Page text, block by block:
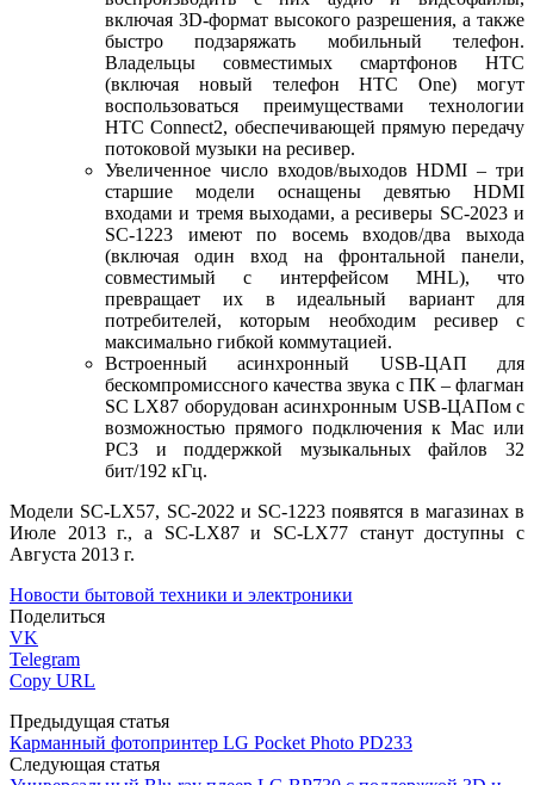
включая 3D-формат высокого разрешения, а также
быстро подзаряжать мобильный телефон.
Владельцы совместимых смартфонов HTC
(включая новый телефон HTC One) могут
воспользоваться преимуществами технологии
HTC Connect2, обеспечивающей прямую передачу
потоковой музыки на ресивер.
Увеличенное число входов/выходов HDMI – три
старшие модели оснащены девятью HDMI
входами и тремя выходами, а ресиверы SC-2023 и
SC-1223 имеют по восемь входов/два выхода
(включая один вход на фронтальной панели,
совместимый с интерфейсом MHL), что
превращает их в идеальный вариант для
потребителей, которым необходим ресивер с
максимально гибкой коммутацией.
Встроенный асинхронный USB-ЦАП для
бескомпромиссного качества звука с ПК – флагман
SC LX87 оборудован асинхронным USB-ЦАПом с
возможностью прямого подключения к Mac или
PC3 и поддержкой музыкальных файлов 32
бит/192 кГц.
Модели SC-LX57, SC-2022 и SC-1223 появятся в магазинах в
Июле 2013 г., а SC-LX87 и SC-LX77 станут доступны с
Августа 2013 г.
Новости бытовой техники и электроники
Поделиться
VK
Telegram
Copy URL
Предыдущая статья
Карманный фотопринтер LG Pocket Photo PD233
Следующая статья